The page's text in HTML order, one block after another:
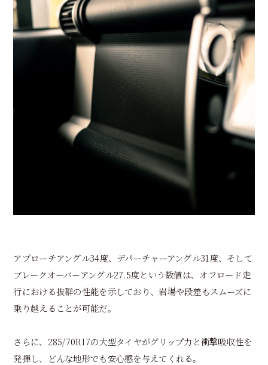
アプローチアングル34度、デパーチャーアングル31度、そして
ブレークオーバーアングル27.5度という数値は、オフロード走
行における抜群の性能を示しており、岩場や段差もスムーズに
乗り越えることが可能だ。
さらに、285/70R17の大型タイヤがグリップ力と衝撃吸収性を
発揮し、どんな地形でも安心感を与えてくれる。